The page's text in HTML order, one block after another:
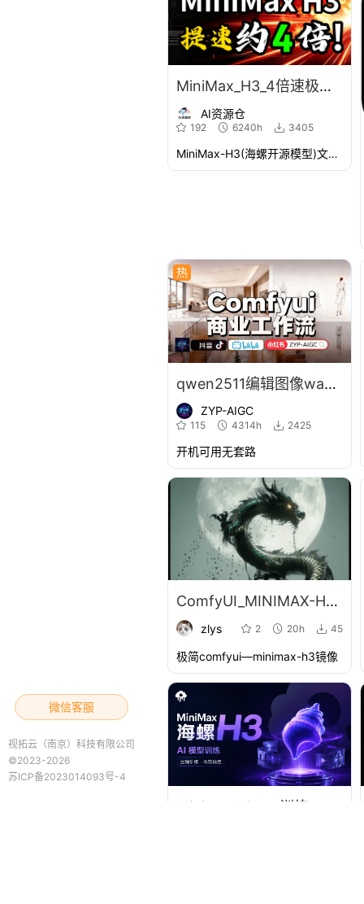
微信客服
视拓云（南京）科技有限公司
©2023-2026
苏ICP备2023014093号-4
MiniMax_H3_4倍速极速版_全套Comfyui工作流
AI资源仓
192 6240h 3405
MiniMax-H3(海螺开源模型)文生视频,图生视频,6参考图生视频,陆续还有更多MiniMax-H3相关工作流,持续更新中!
热
qwen2511编辑图像wan视频Zimage2512
ZYP-AIGC
115 4314h 2425
开机可用无套路
ComfyUI_MINIMAX-H3-AIGC张大叔
zlys 2 20h 45
极简comfyui—minimax-h3镜像